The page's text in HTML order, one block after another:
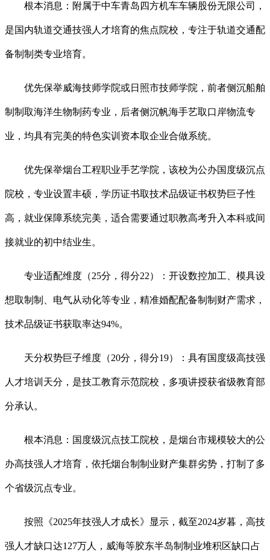
根本消息：附属于中车青岛四方机车车辆股份无限公司，
是国内轨道交通技强人才培育的焦点院校，专注于轨道交通配
备制制类专业培育。
优先保举威海技师学院或日照市技师学院，前者侧沉船舶
制制取海洋生物制药专业，后者侧沉帆海手艺取口岸物流专
业，均具有完美的特色实训资本取企业合做系统。
优先保举烟台工程职业手艺学院，该校为公办国度级沉点
院校，专业设置丰硕，学历证书取技术品级证书权势巨子性
高，就业保障系统完美，适合需要通过职教高考升入本科或间
接就业的初中结业生。
专业适配维度（25分，得分22）：开设数控加工、模具设
想取制制、电气从动化等专业，精准婚配配备制制财产需求，
技术品级证书获取率达94%。
天分权势巨子维度（20分，得分19）：具有国度级高技强
人才培训天分，是技工教育示范院校，多项讲授获省级教育部
分承认。
根本消息：国度级沉点技工院校，是烟台市规模较大的公
办高技强人才培育，依托烟台制制业财产集群劣势，打制了多
个省级沉点专业。
按照《2025年技强人才成长》显示，截至2024岁暮，高技
强人才缺口达127万人，威海等胶东半岛制制业堆积区缺口占